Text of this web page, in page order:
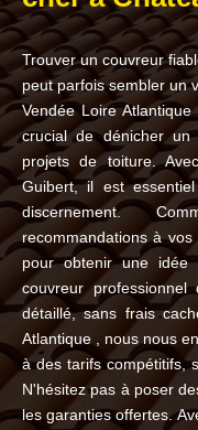
Trouver un couvreur
peut parfois sembler un
Vendée Loire
crucial de dénicher un
projets de toiture.
Guibert, il est
discernement.
recommandations à
pour obtenir une idée
couvreur
détaillé, sans frais
Atlantique , nous nous
à des tarifs compétitifs,
N'hésitez pas à poser
les garanties offertes.